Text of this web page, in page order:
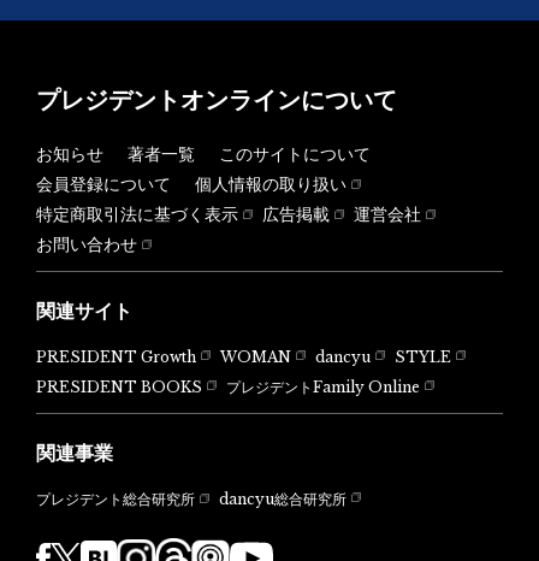
プレジデントオンラインについて
お知らせ 著者一覧
このサイトについて
会員登録について
個人情報の取り扱い
特定商取引法に基づく表示
広告掲載
運営会社
お問い合わせ
関連サイト
PRESIDENT Growth WOMAN dancyu
STYLE
PRESIDENT BOOKS
プレジデントFamily Online
関連事業
プレジデント総合研究所 dancyu総合研究所